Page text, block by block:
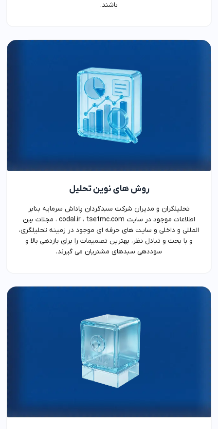
باشند.
روش های نوین تحلیل
تحلیلگران و مدیران شرکت سبدگردان پاداش سرمایه بنابر
اطلاعات موجود در سایت codal.ir ، tsetmc.com ، مجلات بین
المللی و داخلی و سایت های حرفه ای موجود در زمینه تحلیلگری،
و با بحث و تبادل نظر، بهترین تصمیمات را برای بازدهی بالا و
سوددهی سبدهای مشتریان می گیرند.